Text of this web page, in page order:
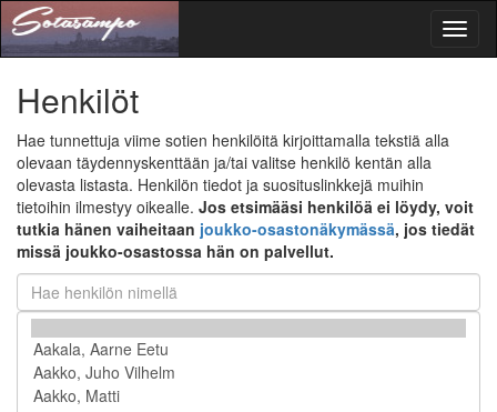
Henkilöt
Hae tunnettuja viime sotien henkilöitä kirjoittamalla tekstiä alla
olevaan täydennyskenttään ja/tai valitse henkilö kentän alla
olevasta listasta. Henkilön tiedot ja suosituslinkkejä muihin
tietoihin ilmestyy oikealle. Jos etsimääsi henkilöä ei löydy, voit
tutkia hänen vaiheitaan joukko-osastonäkymässä, jos tiedät
missä joukko-osastossa hän on palvellut.